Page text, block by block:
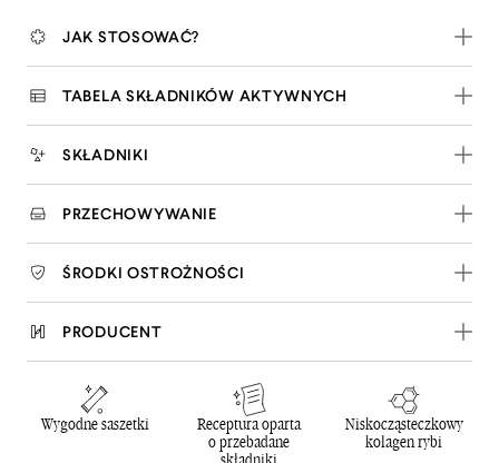
JAK STOSOWAĆ?
TABELA SKŁADNIKÓW AKTYWNYCH
SKŁADNIKI
PRZECHOWYWANIE
ŚRODKI OSTROŻNOŚCI
PRODUCENT
Wygodne saszetki
Receptura oparta
o przebadane
Niskocząsteczkowy
kolagen rybi